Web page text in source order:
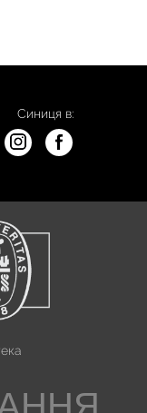
Синиця в: